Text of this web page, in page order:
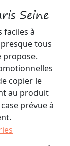
Seine
faciles à
tous
propose.
copier le
au produit
prévue à